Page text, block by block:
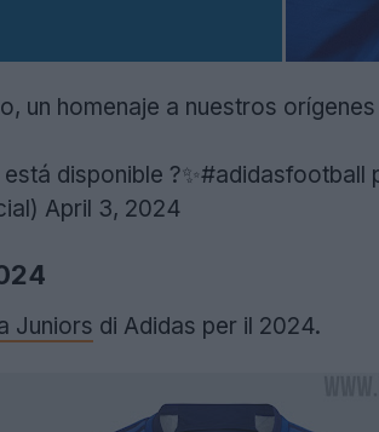
un homenaje a nuestros orígenes
disponible ?✨#adidasfootball
April 3, 2024
Juniors di Adidas per il 2024.